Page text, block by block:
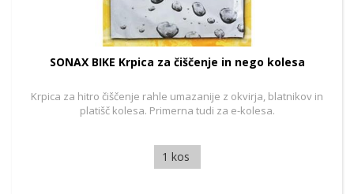
SONAX BIKE Krpica za čiščenje in nego kolesa
Krpica za hitro čiščenje rahle umazanije z okvirja, blatnikov in
platišč kolesa. Primerna tudi za e-kolesa.
1 kos